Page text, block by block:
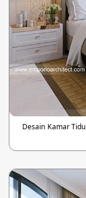
Desain Kamar